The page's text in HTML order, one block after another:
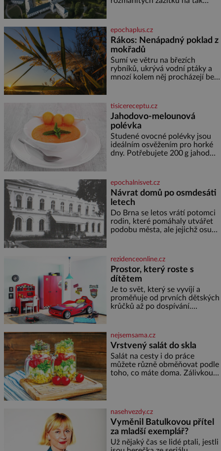
jediného dne můžete
nahlédnout do útrob jedné z
nejvýznamnějších vodních
elektráren v Evropě, vydat se na
horské hřebeny, projet se na
koloběžce a den zakončit
poznáváním památek ve
epochaplus.cz
Rákos: Nenápadný poklad z
mokřadů
Šumí ve větru na březích
rybníků, ukrývá vodní ptáky a
mnozí kolem něj procházejí bez
lodě, zapisovat první texty a
inspiroval řadu pověstí. Tato
skromná, ale užitečná rostlina
provází člověka už tisíce let.
Většina lidí vnímá rákos jen jako
obyčejnou kulisu letního
koupání. Stačí se však podívat
tisicereceptu.cz
Jahodovo-melounová
polévka
Studené ovocné polévky jsou
ideálním osvěžením pro horké
dny. Potřebujete 200 g jahod
cukru krystal 1 lžíci medu 200 g
zakysané sm
epochalnisvet.cz
Návrat domů po osmdesáti
letech
Do Brna se letos vrátí potomci
rodin, které pomáhaly utvářet
podobu města, ale jejichž osudy
Placzek, Löw-Beer, Fuhrmann,
Kohn a Stiassni se stanou
jednou z hlavních
dramaturgických linií festivalu
židovské kultury ŠTETL FEST
2026. Některé návraty nejsou
jednoduché. Místa, která si
rezidenceonline.cz
Prostor, který roste s
dítětem
Je to svět, který se vyvíjí a
proměňuje od prvních dětských
krůčků až po dospívání.
soustředění i odpočinek a
reaguje na každou etapu života
a specifické potřeby dítěte. Pro
nejmenší je klíčová
jednoduchost, měkkost a
bezpečí, proto by pokoj
nejsemsama.cz
Vrstvený salát do skla
Salát na cesty i do práce
můžete různě obměňovat podle
toho, co máte doma. Zálivkou
nebo jiného salátu (římský salát,
polníček…) ✿ 1 malá konzerva
kukuřice ✿ ½ okurky ✿ 2
rajčata Zálivka: ✿ 4 lžíce
olivového oleje ✿ 1 lžíci
nasehvezdy.cz
Vyměnil Batulkovou přítel
za mladší exemplář?
Už nějaký čas se lidé ptali, jestli